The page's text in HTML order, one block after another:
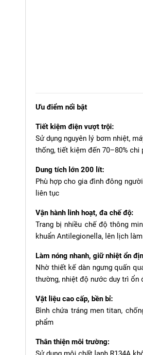
Ưu điểm nổi bật
Tiết kiệm điện vượt trội:
Sử dụng nguyên lý bơm nhiệt,
thống, tiết kiệm đến 70–80% chi
Dung tích lớn 200 lít:
Phù hợp cho gia đình đông
liên tục
Vận hành linh hoạt, đa chế độ:
Trang bị nhiều chế độ thông
khuẩn Antilegionella, lên lịch
Làm nóng nhanh, giữ nhiệt ổn
Nhờ thiết kế dàn ngưng quấn
thường, nhiệt độ nước duy trì ổn
Vật liệu cao cấp, bền bỉ:
Bình chứa tráng men titan,
phẩm
Thân thiện môi trường: